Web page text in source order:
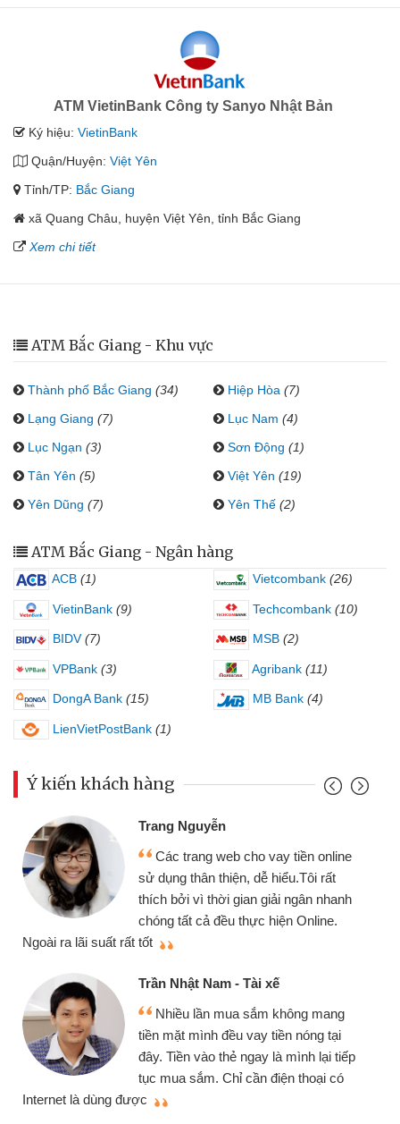
ATM VietinBank Công ty Sanyo Nhật Bản
Ký hiệu: VietinBank
Quận/Huyện: Việt Yên
Tỉnh/TP: Bắc Giang
xã Quang Châu, huyện Việt Yên, tỉnh Bắc Giang
Xem chi tiết
ATM Bắc Giang - Khu vực
Thành phố Bắc Giang (34) Hiệp Hòa (7)
Lạng Giang (7) Lục Nam (4)
Lục Ngạn (3) Sơn Động (1)
Tân Yên (5) Việt Yên (19)
Yên Dũng (7) Yên Thế (2)
ATM Bắc Giang - Ngân hàng
ACB (1) Vietcombank (26)
VietinBank (9) Techcombank (10)
BIDV (7) MSB (2)
VPBank (3) Agribank (11)
DongA Bank (15) MB Bank (4)
LienVietPostBank (1)
Ý kiến khách hàng
Trang Nguyễn
Các trang web cho vay tiền online
sử dụng thân thiện, dễ hiểu.Tôi rất
thích bởi vì thời gian giải ngân nhanh
chóng tất cả đều thực hiện Online.
Ngoài ra lãi suất rất tốt
Trần Nhật Nam - Tài xế
Nhiều lần mua sắm không mang
tiền mặt mình đều vay tiền nóng tại
đây. Tiền vào thẻ ngay là mình lại tiếp
tục mua sắm. Chỉ cần điện thoại có
Internet là dùng được